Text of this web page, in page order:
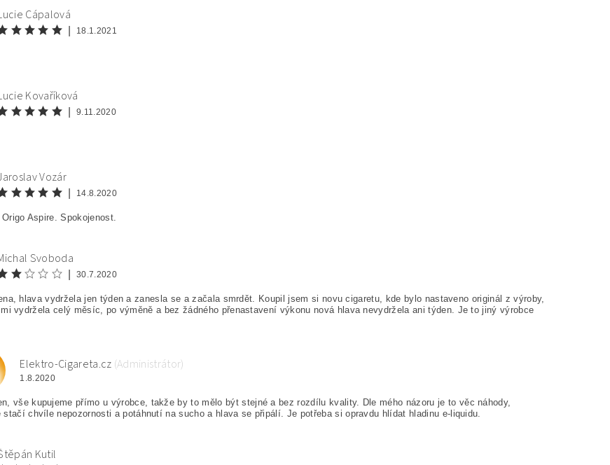
Cápalová
18.1.2021
Kovaříková
9.11.2020
Vozár
14.8.2020
Aspire. Spokojenost.
Svoboda
30.7.2020
hlava vydržela jen týden a zanesla se a začala smrdět. Koupil jsem si novu cigaretu, kde bylo nastaveno originál z výroby,
vydržela celý měsíc, po výměně a bez žádného přenastavení výkonu nová hlava nevydržela ani týden. Je to jiný výrobce
Elektro-Cigareta.cz (Administrátor)
1.8.2020
vše kupujeme přímo u výrobce, takže by to mělo být stejné a bez rozdílu kvality. Dle mého názoru je to věc náhody,
stačí chvíle nepozornosti a potáhnutí na sucho a hlava se připálí. Je potřeba si opravdu hlídat hladinu e-liquidu.
Kutil